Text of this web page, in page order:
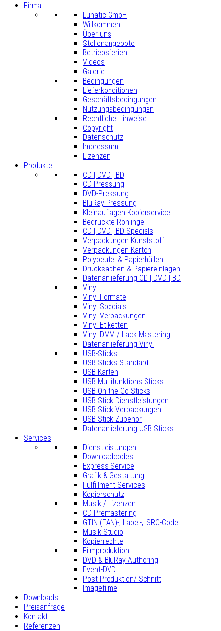
Firma
Lunatic GmbH
Willkommen
Über uns
Stellenangebote
Betriebsferien
Videos
Galerie
Bedingungen
Lieferkonditionen
Geschäftsbedingungen
Nutzungsbedingungen
Rechtliche Hinweise
Copyright
Datenschutz
Impressum
Lizenzen
Produkte
CD | DVD | BD
CD-Pressung
DVD-Pressung
BluRay-Pressung
Kleinauflagen Kopierservice
Bedruckte Rohlinge
CD | DVD | BD Specials
Verpackungen Kunststoff
Verpackungen Karton
Polybeutel & Papierhüllen
Drucksachen & Papiereinlagen
Datenanlieferung CD | DVD | BD
Vinyl
Vinyl Formate
Vinyl Specials
Vinyl Verpackungen
Vinyl Etiketten
Vinyl DMM / Lack Mastering
Datenanlieferung Vinyl
USB-Sticks
USB Sticks Standard
USB Karten
USB Multifunktions Sticks
USB On the Go Sticks
USB Stick Dienstleistungen
USB Stick Verpackungen
USB Stick Zubehör
Datenanlieferung USB Sticks
Services
Dienstleistungen
Downloadcodes
Express Service
Grafik & Gestaltung
Fulfillment Services
Kopierschutz
Musik / Lizenzen
CD Premastering
GTIN (EAN)-, Label-, ISRC-Code
Musik Studio
Kopierrechte
Filmproduktion
DVD & BluRay Authoring
Event-DVD
Post-Produktion/ Schnitt
Imagefilme
Downloads
Preisanfrage
Kontakt
Referenzen